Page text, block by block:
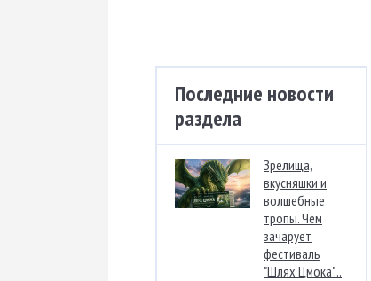
Последние новости
раздела
Зрелища,
вкусняшки и
волшебные
тропы. Чем
зачарует
фестиваль
"Шлях Цмока"...